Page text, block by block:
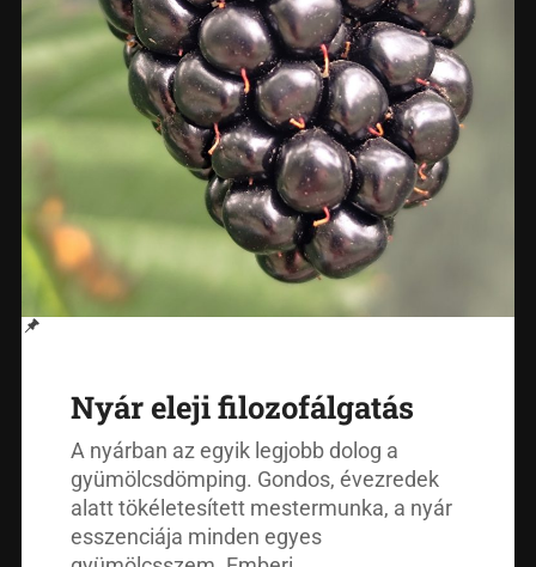
Nyár eleji filozofálgatás
A nyárban az egyik legjobb dolog a
gyümölcsdömping. Gondos, évezredek
alatt tökéletesített mestermunka, a nyár
esszenciája minden egyes